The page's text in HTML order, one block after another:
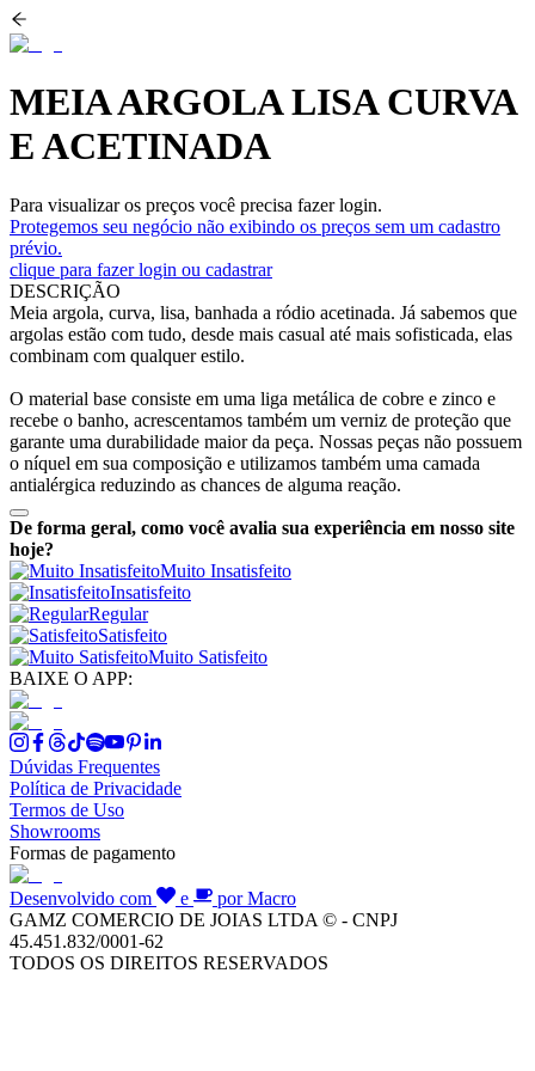
MEIA ARGOLA LISA CURVA
E ACETINADA
Para visualizar os preços você precisa fazer login.
Protegemos seu negócio não exibindo os preços sem um cadastro
prévio.
clique para fazer login ou cadastrar
DESCRIÇÃO
Meia argola, curva, lisa, banhada a ródio acetinada. Já sabemos que
argolas estão com tudo, desde mais casual até mais sofisticada, elas
combinam com qualquer estilo.
O material base consiste em uma liga metálica de cobre e zinco e
recebe o banho, acrescentamos também um verniz de proteção que
garante uma durabilidade maior da peça. Nossas peças não possuem
o níquel em sua composição e utilizamos também uma camada
antialérgica reduzindo as chances de alguma reação.
De forma geral, como você avalia sua experiência em nosso site
hoje?
Muito Insatisfeito
Insatisfeito
Regular
Satisfeito
Muito Satisfeito
BAIXE O APP:
Dúvidas Frequentes
Política de Privacidade
Termos de Uso
Showrooms
Formas de pagamento
Desenvolvido com e
por Macro
GAMZ COMERCIO DE JOIAS LTDA © - CNPJ
45.451.832/0001-62
TODOS OS DIREITOS RESERVADOS